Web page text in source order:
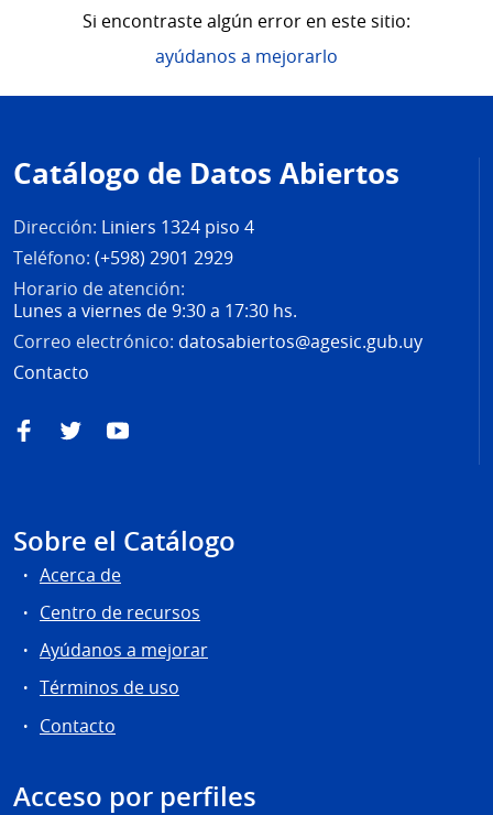
Si encontraste algún error en este sitio:
ayúdanos a mejorarlo
de
página
Catálogo de Datos Abiertos
Dirección: Liniers 1324 piso 4
Teléfono: (+598) 2901 2929
Horario de atención:
Lunes a viernes de 9:30 a 17:30 hs.
Correo electrónico: datosabiertos@agesic.gub.uy
Contacto
FacebookTwitterYouTube
Sobre el Catálogo
Acerca de
Centro de recursos
Ayúdanos a mejorar
Términos de uso
Contacto
Acceso por perfiles